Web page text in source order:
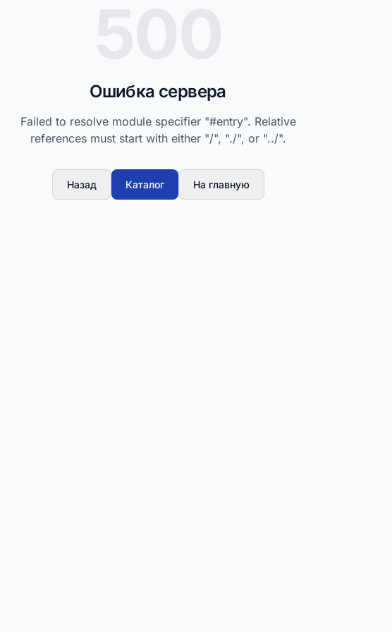
Ошибка сервера
Failed to resolve module specifier "#entry". Relative
references must start with either "/", "./", or "../".
Назад Каталог На главную